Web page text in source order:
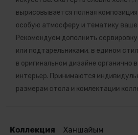
вырисовывается полная
особую атмосферу и тематику
Рекомендуем дополнить
или подтарельниками, в едином
в оригинальном дизайне органично
интерьер. Принимаются
размерам стола и комлектации
Коллекция
Ханшайым